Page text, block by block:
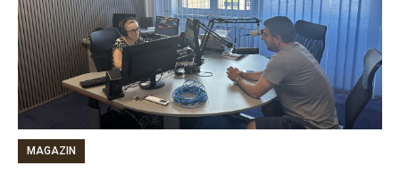
MAGAZIN